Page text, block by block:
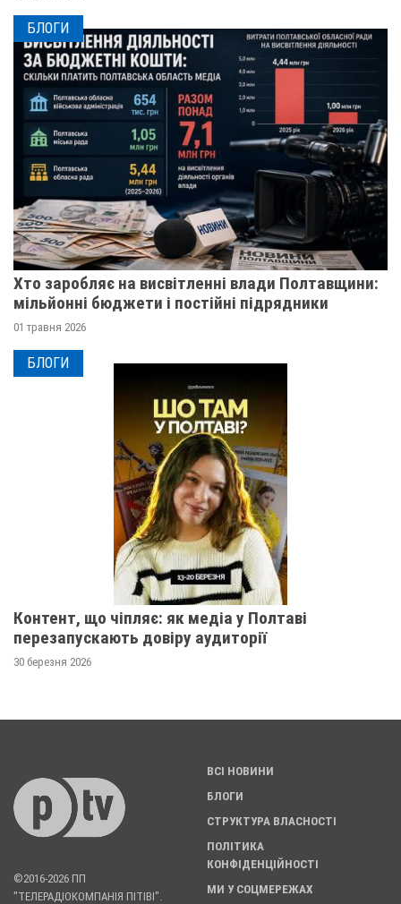
БЛОГИ
Хто заробляє на висвітленні влади Полтавщини:
мільйонні бюджети і постійні підрядники
01 травня 2026
БЛОГИ
Контент, що чіпляє: як медіа у Полтаві
перезапускають довіру аудиторії
30 березня 2026
©2016-2026 ПП
"ТЕЛЕРАДІОКОМПАНІЯ ПІТІВІ".
ВСІ НОВИНИ
БЛОГИ
СТРУКТУРА ВЛАСНОСТІ
ПОЛІТИКА
КОНФІДЕНЦІЙНОСТІ
МИ У СОЦМЕРЕЖАХ